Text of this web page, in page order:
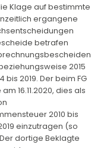
Klage auf bestimmte
ergangene
betrafen
2015
bis 2019. Der beim FG
16.11.2020, dies als
2010 bis
einzutragen (so
dortige Beklagte